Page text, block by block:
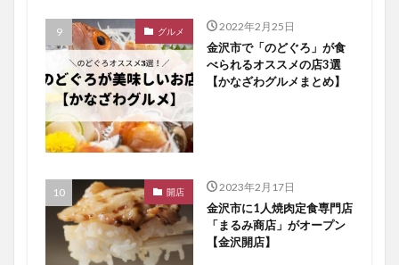
グルメ 2022年2月25日
金沢市で「のどぐろ」が食
べられるオススメの店3選
【かなざわグルメまとめ】
開店 2023年2月17日
金沢市に1人焼肉定食専門店
「まるみ商店」がオープン
【金沢開店】